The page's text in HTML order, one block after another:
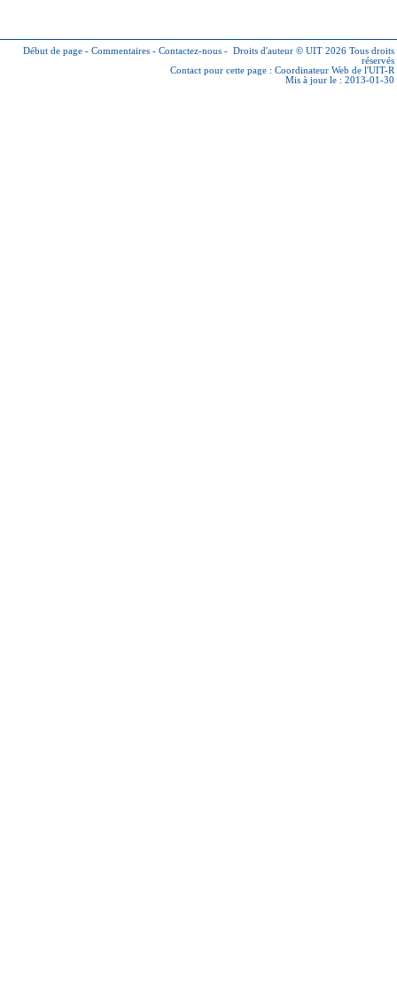
Début de page - Commentaires - Contactez-nous - Droits d'auteur © UIT 2026 Tous droits
réservés
Contact pour cette page : Coordinateur Web de l'UIT-R
Mis à jour le : 2013-01-30